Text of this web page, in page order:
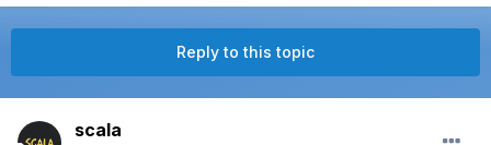
Reply to this topic
scala